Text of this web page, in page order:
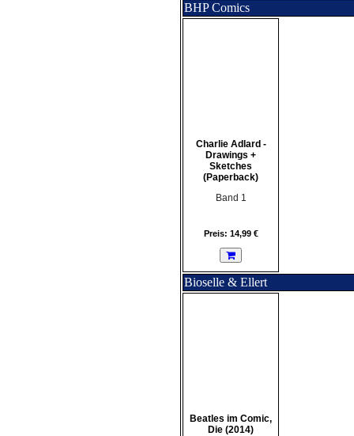
BHP Comics
Charlie Adlard -
Drawings +
Sketches
(Paperback)
Band 1
Preis: 14,99 €
Bioselle & Ellert
Beatles im Comic,
Die (2014)